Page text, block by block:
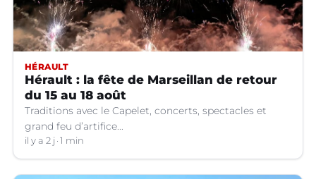
HÉRAULT
Hérault : la fête de Marseillan de retour
du 15 au 18 août
Traditions avec le Capelet, concerts, spectacles et
grand feu d’artifice...
il y a 2 j 1 min